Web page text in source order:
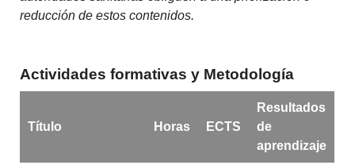
reducción de estos contenidos.
Actividades formativas y Metodología
Título Horas ECTS
Resultados
de
aprendizaje